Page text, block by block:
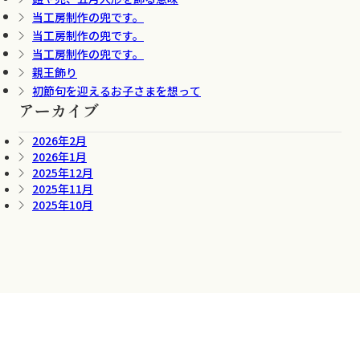
当工房制作の兜です。
当工房制作の兜です。
当工房制作の兜です。
親王飾り
初節句を迎えるお子さまを想って
アーカイブ
2026年2月
2026年1月
2025年12月
2025年11月
2025年10月